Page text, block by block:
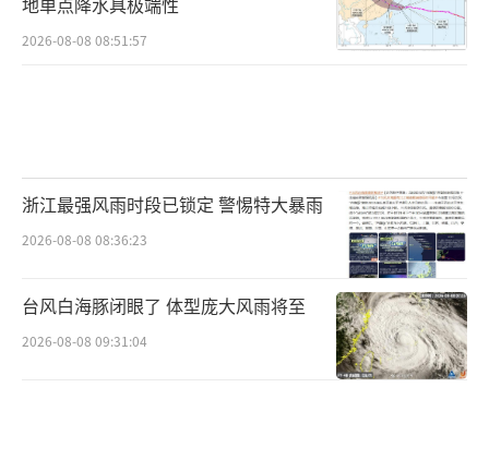
就十分罕见，因此在同一地点发现如此多的喙
鲸遗骸非常难得。戈弗雷表示，这些动物之所
深的海底持续存在足够长的时间，而不会被溶
解或被食骨蠕虫吞噬，然后它们会被铁锰氧化
物包裹，凝固并将骨头包裹在一种天然的石棺
中。（责任编辑：zx0001）
2026-08-08 08:51:57
浙江最强风雨时段已锁定 警惕特大暴雨
2026-08-08 08:36:23
台风白海豚闭眼了 体型庞大风雨将至
2026-08-08 09:31:04